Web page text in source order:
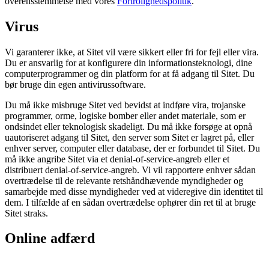
Virus
Vi garanterer ikke, at Sitet vil være sikkert eller fri for fejl eller vira.
Du er ansvarlig for at konfigurere din informationsteknologi, dine
computerprogrammer og din platform for at få adgang til Sitet. Du
bør bruge din egen antivirussoftware.
Du må ikke misbruge Sitet ved bevidst at indføre vira, trojanske
programmer, orme, logiske bomber eller andet materiale, som er
ondsindet eller teknologisk skadeligt. Du må ikke forsøge at opnå
uautoriseret adgang til Sitet, den server som Sitet er lagret på, eller
enhver server, computer eller database, der er forbundet til Sitet. Du
må ikke angribe Sitet via et denial-of-service-angreb eller et
distribuert denial-of-service-angreb. Vi vil rapportere enhver sådan
overtrædelse til de relevante retshåndhævende myndigheder og
samarbejde med disse myndigheder ved at videregive din identitet til
dem. I tilfælde af en sådan overtrædelse ophører din ret til at bruge
Sitet straks.
Online adfærd